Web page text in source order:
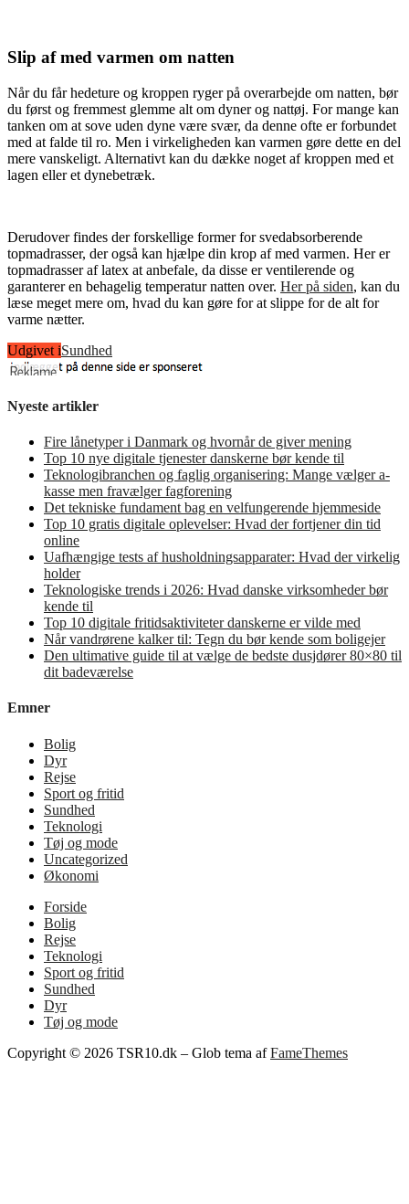
Slip af med varmen om natten
Når du får hedeture og kroppen ryger på overarbejde om natten, bør
du først og fremmest glemme alt om dyner og nattøj. For mange kan
tanken om at sove uden dyne være svær, da denne ofte er forbundet
med at falde til ro. Men i virkeligheden kan varmen gøre dette en del
mere vanskeligt. Alternativt kan du dække noget af kroppen med et
lagen eller et dynebetræk.
Derudover findes der forskellige former for svedabsorberende
topmadrasser, der også kan hjælpe din krop af med varmen. Her er
topmadrasser af latex at anbefale, da disse er ventilerende og
garanterer en behagelig temperatur natten over. Her på siden, kan du
læse meget mere om, hvad du kan gøre for at slippe for de alt for
varme nætter.
Udgivet iSundhed
Nyeste artikler
Fire lånetyper i Danmark og hvornår de giver mening
Top 10 nye digitale tjenester danskerne bør kende til
Teknologibranchen og faglig organisering: Mange vælger a-
kasse men fravælger fagforening
Det tekniske fundament bag en velfungerende hjemmeside
Top 10 gratis digitale oplevelser: Hvad der fortjener din tid
online
Uafhængige tests af husholdningsapparater: Hvad der virkelig
holder
Teknologiske trends i 2026: Hvad danske virksomheder bør
kende til
Top 10 digitale fritidsaktiviteter danskerne er vilde med
Når vandrørene kalker til: Tegn du bør kende som boligejer
Den ultimative guide til at vælge de bedste dusjdører 80×80 til
dit badeværelse
Emner
Bolig
Dyr
Rejse
Sport og fritid
Sundhed
Teknologi
Tøj og mode
Uncategorized
Økonomi
Forside
Bolig
Rejse
Teknologi
Sport og fritid
Sundhed
Dyr
Tøj og mode
Copyright © 2026 TSR10.dk – Glob tema afFameThemes